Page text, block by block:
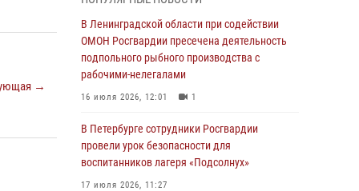
→
В Красносельском районе наряд Росгвардии
задержал правонарушителя, угрожавшего 17-
летнему подростку травматическим оружием
06 августа 2026, 13:39
оперативно задержали хулигана,
стрелявшего из пускового устройства рядом
с жилыми домами
06 августа 2026, 11:36
В Ленинградской области при содействии
ОМОН Росгвардии пресечена деятельность
подпольного рыбного производства с
рабочими-нелегалами
16 июля 2026, 12:01 1
В Петербурге сотрудники Росгвардии
провели урок безопасности для
воспитанников лагеря «Подсолнух»
17 июля 2026, 11:27